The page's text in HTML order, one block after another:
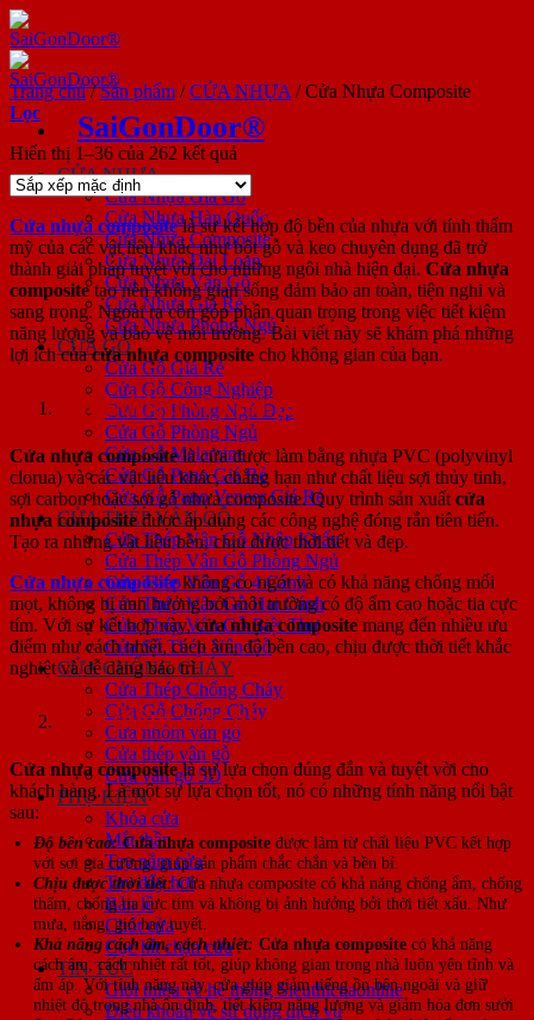
Bỏ
qua
nội
dung
SaiGonDoor®
CỬA NHỰA
Cửa Nhựa Giả Gỗ
Cửa Nhựa Hàn Quốc
Cửa Nhựa Composite
Cửa Nhựa Đài Loan
Cửa Nhựa Vân Gỗ
Cửa Nhựa Giá Rẻ
Cửa Nhựa Phòng Ngủ
CỬA GỖ
Cửa Gỗ Giá Rẻ
Cửa Gỗ Công Nghiệp
Cửa Gỗ Phòng Ngủ Đẹp
Cửa Gỗ Phòng Ngủ
Cửa Gỗ Melamine
Cửa Gỗ Pano Giá Rẻ
Cửa Gỗ Pano Veneer Giá Rẻ
CỬA THÉP VÂN GỖ
Cửa Thép Vân Gỗ Nhập Khẩu
Cửa Thép Vân Gỗ Phòng Ngủ
Cửa Thép Vân Gỗ 4 Cánh
Cửa Thép Vân Gỗ Hai Cánh
Cửa Thép Vân Gỗ Biệt Thự
Cửa Sổ Thép Vân Gỗ
CỬA CHỐNG CHÁY
Cửa Thép Chống Cháy
Cửa Gỗ Chống Cháy
Cửa nhôm vân gỗ
Cửa thép vân gỗ
Cửa vân gỗ 5D
PHỤ KIỆN
Khóa cửa
Mắt thần
Tay nắm cửa
Tay đẩy hơi
Bản lề
Chốt cửa
Cục hít chặn cửa
TIN TỨC
Giới thiệu về hệ thống Sieuthicuaonline
Điều khoản về sử dụng dịch vụ
Trang chủ / Sản phẩm / CỬA NHỰA /Cửa Nhựa Composite
Lọc
Hiển thị 1–36 của 262 kết quả
Cửa nhựa compositelà sự kết hợp độ bền của nhựa với tính thẩm
mỹ của các vật liệu khác như bột gỗ và keo chuyên dụng đã trở
thành giải pháp tuyệt vời cho những ngôi nhà hiện đại. Cửa nhựa
compositetạo nên không gian sống đảm bảo an toàn, tiện nghi và
sang trọng. Ngoài ra còn góp phần quan trọng trong việc tiết kiệm
năng lượng và bảo vệ môi trường. Bài viết này sẽ khám phá những
lợi ích củacửa nhựa composite cho không gian của bạn.
Giới thiệu về cửa nhựa composite
Cửa nhựa compositelà cửa được làm bằng nhựa PVC (polyvinyl
clorua) và các vật liệu khác, chẳng hạn như chất liệu sợi thủy tinh,
sợi carbon hoặc sợi gỗ nhựa composite. Quy trình sản xuất cửa
nhựa compositeđược áp dụng các công nghệ đóng rắn tiên tiến.
Tạo ra những vật liệu bền, chịu được thời tiết và đẹp.
Cửa nhựa compositekhông co ngót và có khả năng chống mối
mọt, không bị ảnh hưởng bởi môi trường có độ ẩm cao hoặc tia cực
tím. Với sự kết hợp này,cửa nhựa composite mang đến nhiều ưu
điểm như cách nhiệt, cách âm, độ bền cao, chịu được thời tiết khắc
nghiệt và dễ dàng bảo trì.
Đặc điểm cửa nhựa composite
Cửa nhựa compositelà sự lựa chọn đúng đắn và tuyệt vời cho
khách hàng. Là một sự lựa chọn tốt, nó có những tính năng nổi bật
sau:
Độ bền cao: Cửa nhựa composite được làm từ chất liệu PVC kết hợp
với sợi gia cường, giúp sản phẩm chắc chắn và bền bỉ.
Chịu được thời tiết:Cửa nhựa composite có khả năng chống ẩm, chống
thấm, chống tia cực tím và không bị ảnh hưởng bởi thời tiết xấu. Như
mưa, nắng, gió hay tuyết.
Khả năng cách âm, cách nhiệt: Cửa nhựa composite có khả năng
cách âm, cách nhiệt rất tốt, giúp không gian trong nhà luôn yên tĩnh và
ấm áp. Với tính năng này, cửa giúp giảm tiếng ồn bên ngoài và giữ
nhiệt độ trong nhà ổn định, tiết kiệm năng lượng và giảm hóa đơn sưởi